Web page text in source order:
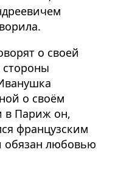
о своей
о своём
в Париж он,
французским
обязан любовью